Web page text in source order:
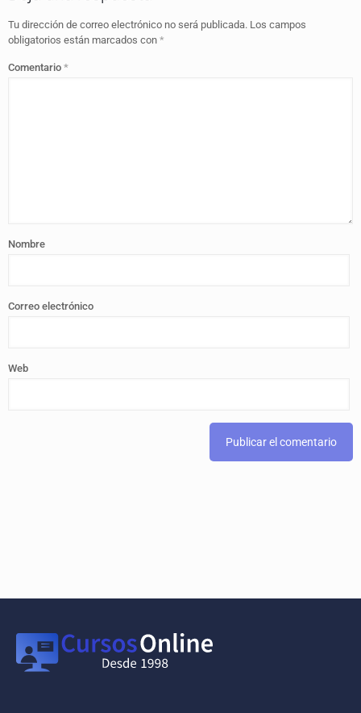
Tu dirección de correo electrónico no será publicada. Los campos
obligatorios están marcados con *
Comentario *
Nombre
Correo electrónico
Web